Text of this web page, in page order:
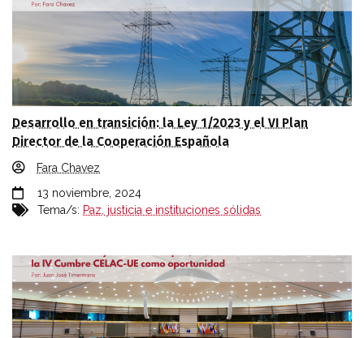
Desarrollo en transición: la Ley 1/2023 y el VI Plan
Director de la Cooperación Española
Fara Chavez
13 noviembre, 2024
Tema/s: Paz, justicia e instituciones sólidas